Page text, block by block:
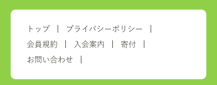
トップ プライバシーポリシー
会員規約 入会案内 寄付
お問い合わせ